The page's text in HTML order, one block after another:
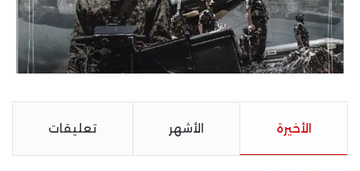
الأخيرة الأشهر تعليقات